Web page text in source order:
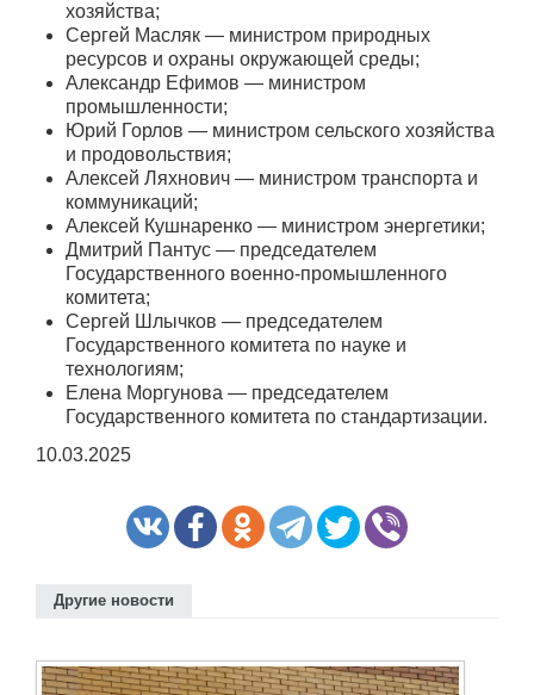
хозяйства;
Сергей Масляк — министром природных
ресурсов и охраны окружающей среды;
Александр Ефимов — министром
промышленности;
Юрий Горлов — министром сельского хозяйства
и продовольствия;
Алексей Ляхнович — министром транспорта и
коммуникаций;
Алексей Кушнаренко — министром энергетики;
Дмитрий Пантус — председателем
Государственного военно-промышленного
комитета;
Сергей Шлычков — председателем
Государственного комитета по науке и
технологиям;
Елена Моргунова — председателем
Государственного комитета по стандартизации.
10.03.2025
Другие новости